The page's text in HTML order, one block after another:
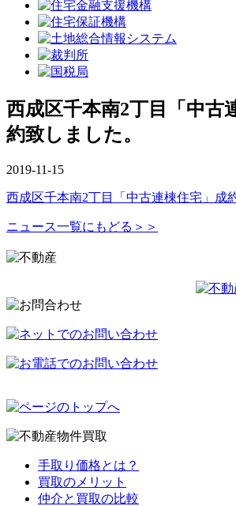
西成区千本南2丁目「中古
約致しました。
2019-11-15
西成区千本南2丁目「中古連棟住宅」成
ニュース一覧にもどる＞＞
手取り価格とは？
買取のメリット
仲介と買取の比較